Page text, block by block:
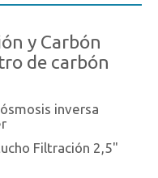
y Carbón
de carbón
inversa
Filtración 2,5"